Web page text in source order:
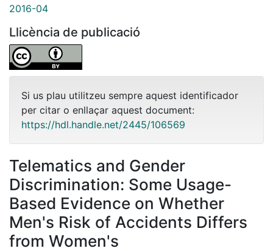
2016-04
Llicència de publicació
Si us plau utilitzeu sempre aquest identificador
per citar o enllaçar aquest document:
https://hdl.handle.net/2445/106569
Telematics and Gender
Discrimination: Some Usage-
Based Evidence on Whether
Men's Risk of Accidents Differs
from Women's